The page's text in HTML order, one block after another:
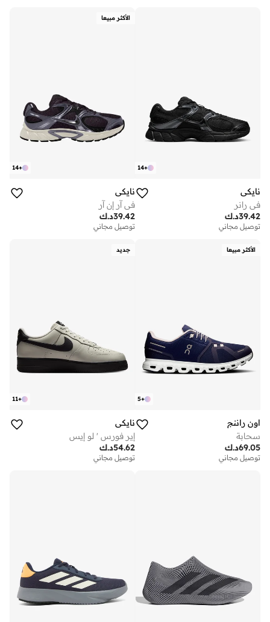
+
14
نايكي
في رانر
د.ك39.42
توصيل مجاني
الأكثر مبيعا
+
14
نايكي
في آر إن آر
د.ك39.42
توصيل مجاني
الأكثر مبيعا
+
5
اون راننج
سحابة
د.ك69.05
توصيل مجاني
جديد
+
11
نايكي
إير فورس ' لو إيس
د.ك54.62
توصيل مجاني